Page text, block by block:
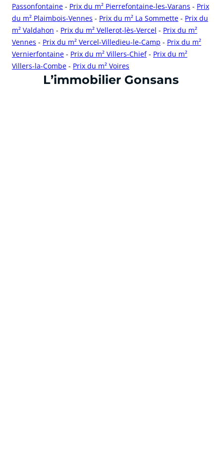
Passonfontaine - Prix du m² Pierrefontaine-les-Varans - Prix
du m² Plaimbois-Vennes - Prix du m² La Sommette - Prix du
m² Valdahon - Prix du m² Vellerot-lès-Vercel - Prix du m²
Vennes - Prix du m² Vercel-Villedieu-le-Camp - Prix du m²
Vernierfontaine - Prix du m² Villers-Chief- Prix du m²
Villers-la-Combe - Prix du m² Voires
cliquer pour afficher plus du text
L’immobilier Gonsans